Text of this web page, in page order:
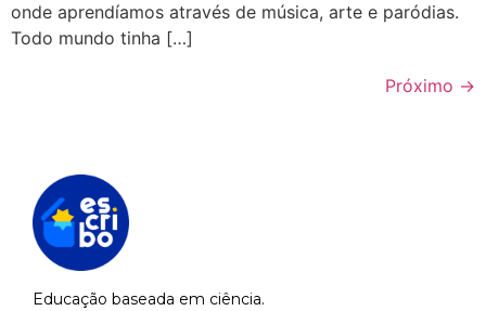
onde aprendíamos através de música, arte e paródias.
Todo mundo tinha […]
Próximo →
Educação baseada em ciência.